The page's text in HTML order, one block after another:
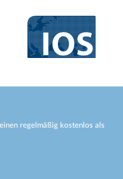
regelmäßig kostenlos als